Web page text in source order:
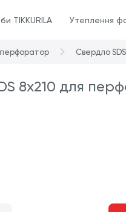
TIKKURILA Утеплення
Свердло
8х210 для